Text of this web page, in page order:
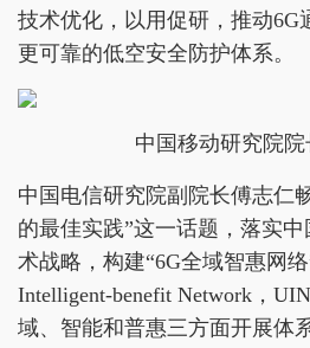
技术优化，以用促研，推动6G
更可靠的低空安全防护体系。
中国移动研究院
中国电信研究院副院长傅志仁
的最佳实践”这一话题，落实
术战略，构建“6G全域智惠网
Intelligent-benefit Network，
域、智能和普惠三方面开展体